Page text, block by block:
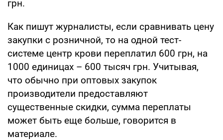
грн.
Как пишут журналисты, если сравнивать цену
закупки с розничной, то на одной тест-
системе центр крови переплатил 600 грн, на
1000 единицах – 600 тысяч грн. Учитывая,
что обычно при оптовых закупок
производители предоставляют
существенные скидки, сумма переплаты
может быть еще больше, говорится в
материале.